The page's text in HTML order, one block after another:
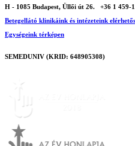
H - 1085 Budapest, Üllői út 26.
+36 1 459-
Betegellátó klinikáink és intézeteink
Egységeink térképen
SEMEDUNIV (KRID: 648905308)